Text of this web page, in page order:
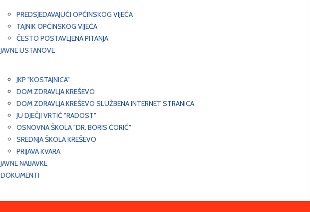
PREDSJEDAVAJUĆI OPĆINSKOG VIJEĆA
TAJNIK OPĆINSKOG VIJEĆA
ČESTO POSTAVLJENA PITANJA
JAVNE USTANOVE
JKP "KOSTAJNICA"
DOM ZDRAVLJA KREŠEVO
DOM ZDRAVLJA KREŠEVO SLUŽBENA INTERNET STRANICA
JU DJEČJI VRTIĆ "RADOST"
OSNOVNA ŠKOLA "DR. BORIS ĆORIĆ"
SREDNJA ŠKOLA KREŠEVO
PRIJAVA KVARA
JAVNE NABAVKE
DOKUMENTI